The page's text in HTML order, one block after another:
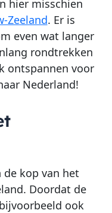
hier misschien
Zeeland. Er is
even wat langer
rondtrekken
ontspannen voor
Nederland!
kop van het
Doordat de
ook